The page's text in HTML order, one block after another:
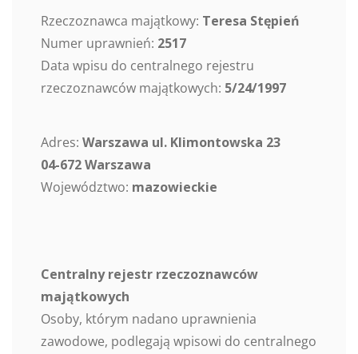
Rzeczoznawca majątkowy: Teresa Stępień
Numer uprawnień: 2517
Data wpisu do centralnego rejestru
rzeczoznawców majątkowych: 5/24/1997
Adres: Warszawa ul. Klimontowska 23
04-672 Warszawa
Województwo: mazowieckie
Centralny rejestr rzeczoznawców
majątkowych
Osoby, którym nadano uprawnienia
zawodowe, podlegają wpisowi do centralnego